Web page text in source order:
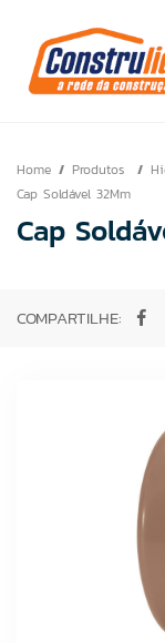
Home Produtos
Cap Soldável 32Mm
Cap
COMPARTILHE: